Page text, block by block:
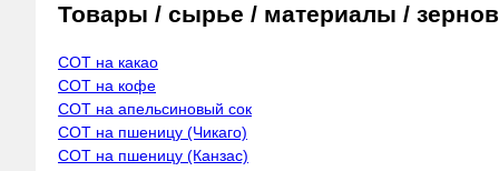
Товары / сырье / материалы /
COT на какао
COT на кофе
COT на апельсиновый сок
COT на пшеницу (Чикаго)
COT на пшеницу (Канзас)